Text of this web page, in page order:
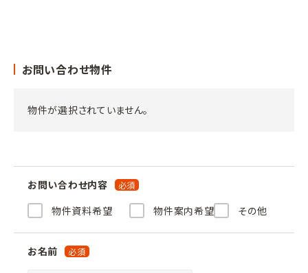
お問い合わせ物件
物件が選択されていません。
お問い合わせ内容
物件資料希望
物件案内希望 その他
お名前